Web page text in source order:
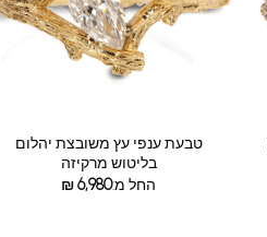
טבעת ענפי עץ משובצת יהלום
בליטוש מרקיזה
החל מ:
₪6,980